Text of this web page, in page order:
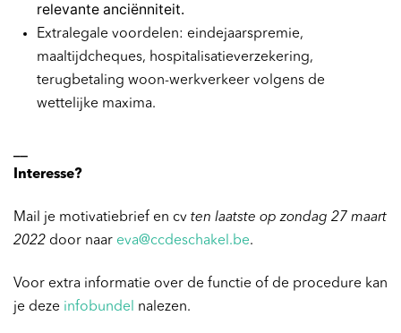
relevante anciënniteit.
Extralegale voordelen: eindejaarspremie,
maaltijdcheques, hospitalisatieverzekering,
terugbetaling woon-werkverkeer volgens de
wettelijke maxima.
Interesse?
Mail je motivatiebrief en cv ten laatste op zondag 27 maart
2022 door naar eva@ccdeschakel.be.
Voor extra informatie over de functie of de procedure kan
je deze infobundel nalezen.